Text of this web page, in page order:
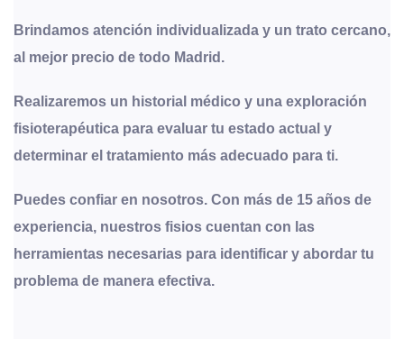
Brindamos atención individualizada y un trato cercano,
al mejor precio de todo Madrid.
Realizaremos un historial médico y una exploración
fisioterapéutica para evaluar tu estado actual y
determinar el tratamiento más adecuado para ti.
Puedes confiar en nosotros. Con más de 15 años de
experiencia, nuestros fisios cuentan con las
herramientas necesarias para identificar y abordar tu
problema de manera efectiva.